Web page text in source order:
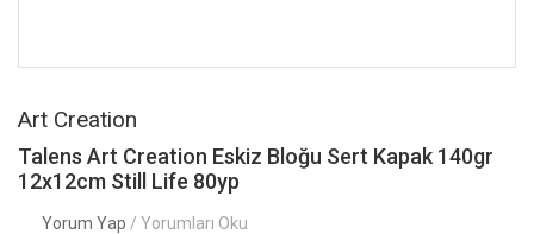
Art Creation
Talens Art Creation Eskiz Bloğu Sert Kapak 140gr
12x12cm Still Life 80yp
Yorum Yap / Yorumları Oku